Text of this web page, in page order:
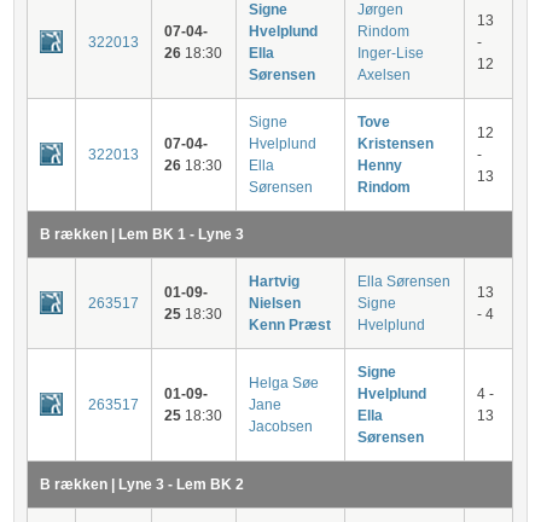
322013
07-04-
26 18:30
Signe
Hvelplund
Ella
Sørensen
Jørgen
Rindom
Inger-Lise
Axelsen
13
-
12
322013
07-04-
26 18:30
Signe
Hvelplund
Ella
Sørensen
Tove
Kristensen
Henny
Rindom
12
-
13
B rækken | Lem BK 1 - Lyne 3
263517
01-09-
25 18:30
Hartvig
Nielsen
Kenn Præst
Ella Sørensen
Signe
Hvelplund
13
- 4
263517
01-09-
25 18:30
Helga Søe
Jane
Jacobsen
Signe
Hvelplund
Ella
Sørensen
4 -
13
B rækken | Lyne 3 - Lem BK 2